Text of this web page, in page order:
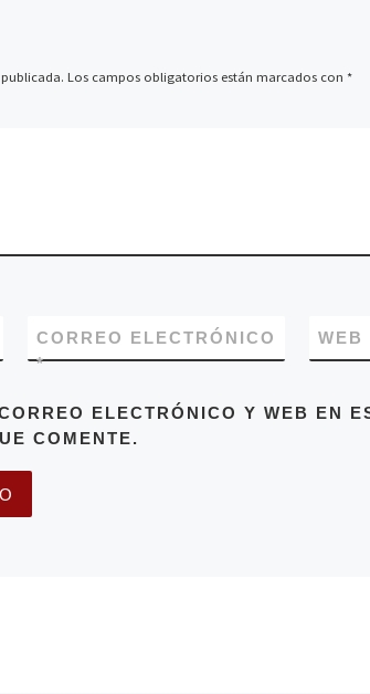
Los campos obligatorios están marcados con *
CORREO ELECTRÓNICO
*
WEB
ELECTRÓNICO Y WEB EN
COMENTE.